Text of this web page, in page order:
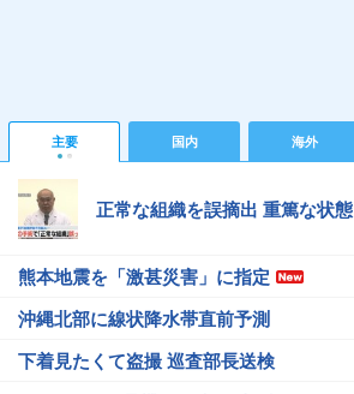
主要 国内 海外
正常な組織を誤摘出 重篤な状態
熊本地震を「激甚災害」に指定
沖縄北部に線状降水帯直前予測
下着見たくて盗撮 巡査部長送検